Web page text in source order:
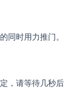
同时用力推门。
，请等待几秒后